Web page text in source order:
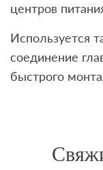
центров
Используется
соединение
быстрого